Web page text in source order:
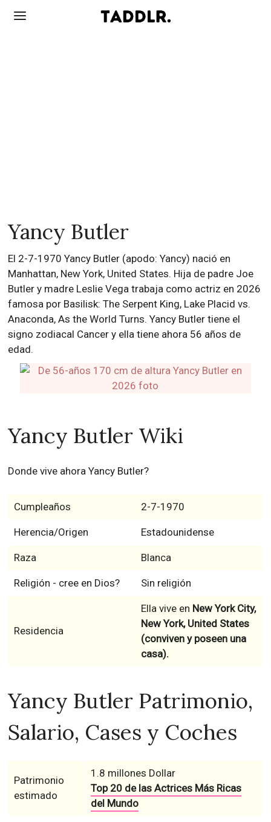
Yancy Butler
El 2-7-1970 Yancy Butler (apodo: Yancy) nació en
Manhattan, New York, United States. Hija de padre Joe
Butler y madre Leslie Vega trabaja como actriz en 2026
famosa por Basilisk: The Serpent King, Lake Placid vs.
Anaconda, As the World Turns. Yancy Butler tiene el
signo zodiacal Cancer y ella tiene ahora 56 años de
edad.
Yancy Butler Wiki
Donde vive ahora Yancy Butler?
Cumpleaños 2-7-1970
Herencia/Origen Estadounidense
Raza Blanca
Religión - cree en Dios? Sin religión
Residencia
Ella vive en New York City,
New York, United States
(conviven y poseen una
casa).
Yancy Butler Patrimonio,
Salario, Cases y Coches
Patrimonio
estimado
1.8 millones Dollar
Top 20 de las Actrices Más Ricas
del Mundo